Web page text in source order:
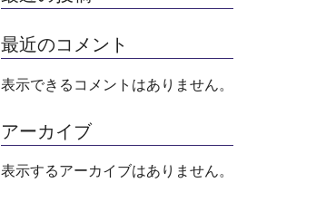
最近のコメント
表示できるコメントはありません。
アーカイブ
表示するアーカイブはありません。